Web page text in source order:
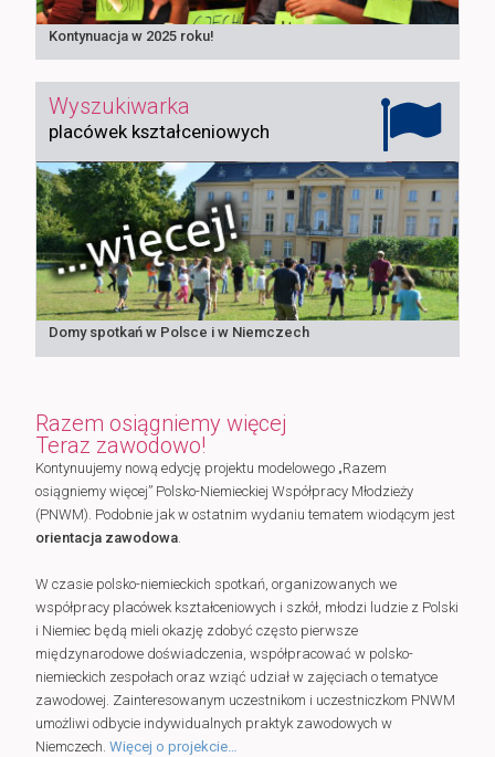
Kontynuacja w 2025 roku!
Wyszukiwarka
placówek kształceniowych
Domy spotkań w Polsce i w Niemczech
Razem osiągniemy więcej
Teraz zawodowo!
Kontynuujemy nową edycję projektu modelowego „Razem
osiągniemy więcej” Polsko-Niemieckiej Współpracy Młodzieży
(PNWM). Podobnie jak w ostatnim wydaniu tematem wiodącym jest
orientacja zawodowa
W czasie polsko-niemieckich spotkań, organizowanych we
współpracy placówek kształceniowych i szkół, młodzi ludzie z Polski
i Niemiec będą mieli okazję zdobyć często pierwsze
międzynarodowe doświadczenia, współpracować w polsko-
niemieckich zespołach oraz wziąć udział w zajęciach o tematyce
zawodowej. Zainteresowanym uczestnikom i uczestniczkom PNWM
umożliwi odbycie indywidualnych praktyk zawodowych w
Niemczech.Więcej o projekcie…